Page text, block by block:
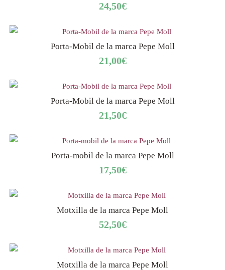
24,50€
Porta-Mobil de la marca Pepe Moll
21,00€
Porta-Mobil de la marca Pepe Moll
21,50€
Porta-mobil de la marca Pepe Moll
17,50€
Motxilla de la marca Pepe Moll
52,50€
Motxilla de la marca Pepe Moll